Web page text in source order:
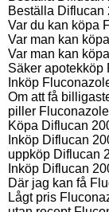
Beställa Diflucan
Var du kan köpa
Var man kan
Var man kan
Säker apotekköp
Inköp
Om att få
piller
Köpa Diflucan
Inköp Diflucan
uppköp Diflucan
Inköp Diflucan
Där jag kan få
Lågt pris